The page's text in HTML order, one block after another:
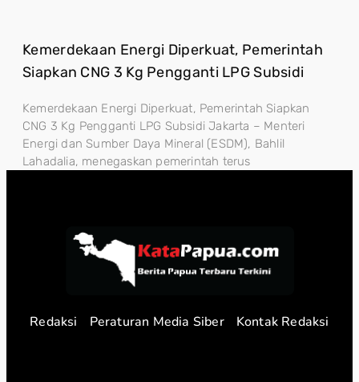
Kemerdekaan Energi Diperkuat, Pemerintah
Siapkan CNG 3 Kg Pengganti LPG Subsidi
Kemerdekaan Energi Diperkuat, Pemerintah Siapkan
CNG 3 Kg Pengganti LPG Subsidi Jakarta – Menteri
Energi dan Sumber Daya Mineral (ESDM), Bahlil
Lahadalia, menegaskan pemerintah terus
Redaksi Peraturan Media Siber Kontak Redaksi